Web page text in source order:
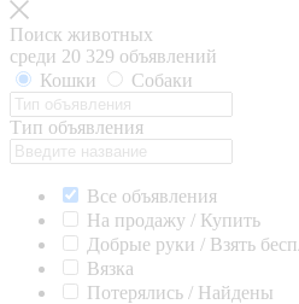
Поиск животных
среди 20 329 объявлений
Кошки
Собаки
Тип объявления
Все объявления
На продажу / Купить
Добрые руки / Взять
Вязка
Потерялись / Найдены